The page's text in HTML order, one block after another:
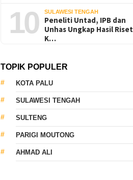
10 SULAWESI TENGAH
Peneliti Untad, IPB dan
Unhas Ungkap Hasil Riset
K…
TOPIK POPULER
KOTA PALU
SULAWESI TENGAH
SULTENG
PARIGI MOUTONG
AHMAD ALI